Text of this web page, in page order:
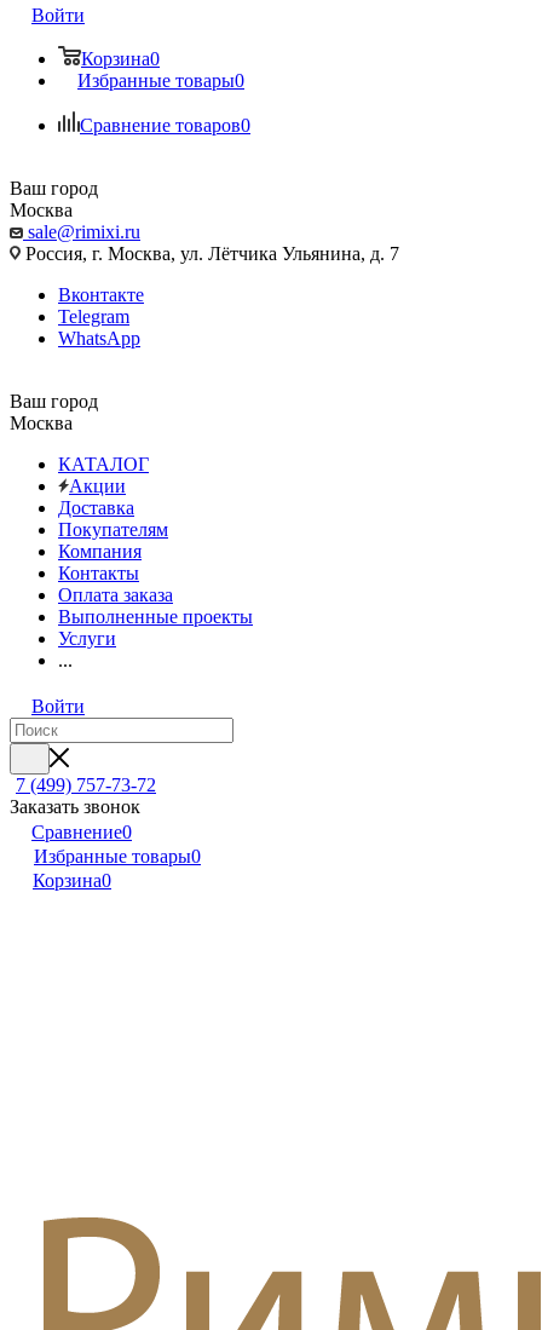
Войти
Корзина0
Избранные товары0
Сравнение товаров0
Ваш город
Москва
sale@rimixi.ru
Россия, г. Москва, ул. Лётчика Ульянина, д. 7
Вконтакте
Telegram
WhatsApp
Ваш город
Москва
КАТАЛОГ
Акции
Доставка
Покупателям
Компания
Контакты
Оплата заказа
Выполненные проекты
Услуги
...
Войти
7 (499) 757-73-72
Заказать звонок
Сравнение0
Избранные товары0
Корзина0